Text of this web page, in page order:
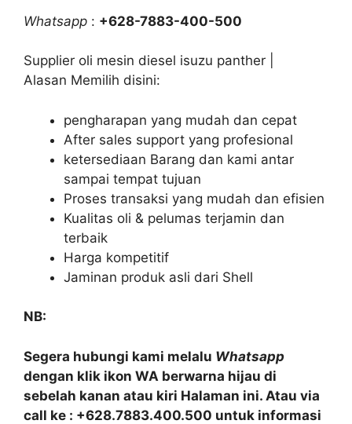
Whatsapp : +628-7883-400-500
Supplier oli mesin diesel isuzu panther |
Alasan Memilih disini:
pengharapan yang mudah dan cepat
After sales support yang profesional
ketersediaan Barang dan kami antar
sampai tempat tujuan
Proses transaksi yang mudah dan efisien
Kualitas oli & pelumas terjamin dan
terbaik
Harga kompetitif
Jaminan produk asli dari Shell
NB:
Segera hubungi kami melalu Whatsapp
dengan klik ikon WA berwarna hijau di
sebelah kanan atau kiri Halaman ini. Atau via
call ke : +628.7883.400.500 untuk informasi